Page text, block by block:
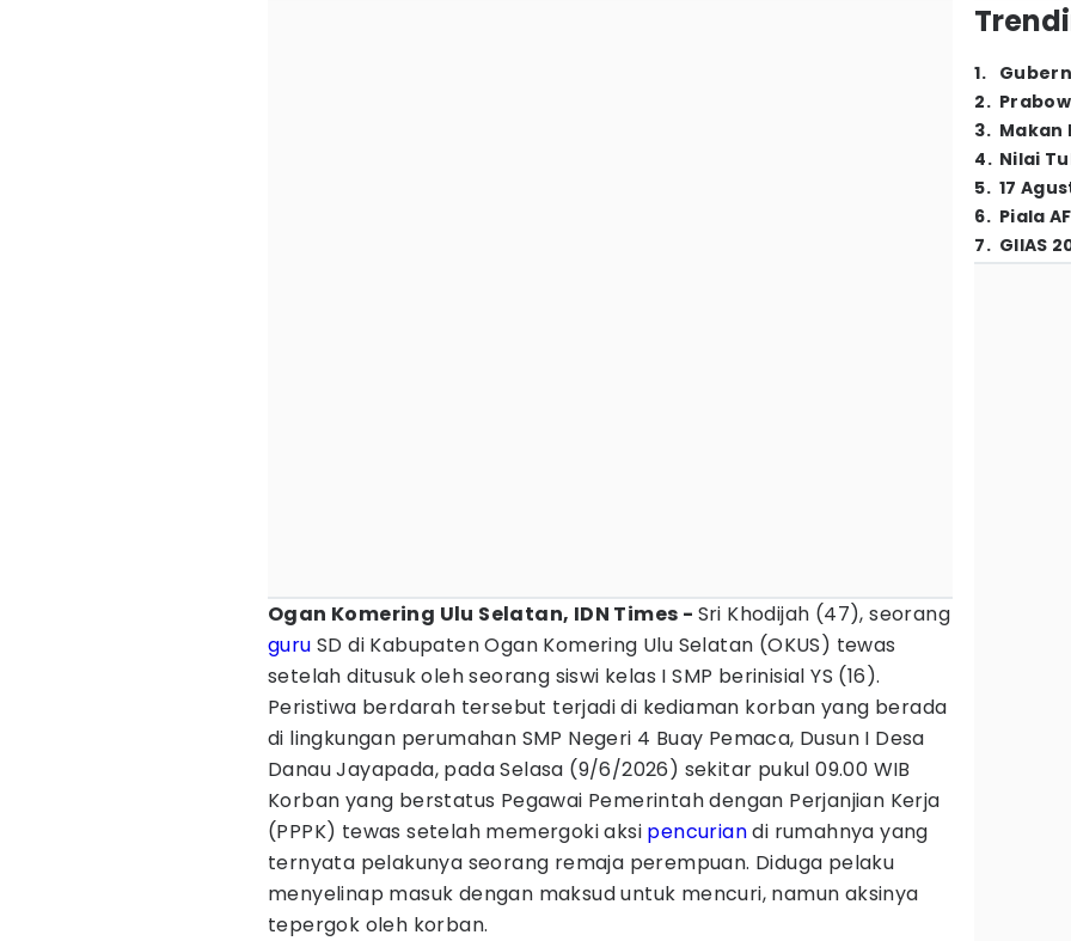
Ogan Komering Ulu Selatan, IDN Times - Sri Khodijah (47), seorang
guru SD di Kabupaten Ogan Komering Ulu Selatan (OKUS) tewas
setelah ditusuk oleh seorang siswi kelas I SMP berinisial YS (16).
Peristiwa berdarah tersebut terjadi di kediaman korban yang berada
di lingkungan perumahan SMP Negeri 4 Buay Pemaca, Dusun I Desa
Danau Jayapada, pada Selasa (9/6/2026) sekitar pukul 09.00 WIB
Korban yang berstatus Pegawai Pemerintah dengan Perjanjian Kerja
(PPPK) tewas setelah memergoki aksi pencuriandi rumahnya yang
ternyata pelakunya seorang remaja perempuan. Diduga pelaku
menyelinap masuk dengan maksud untuk mencuri, namun aksinya
tepergok oleh korban.
1.
2.
3. Makan
4. Nilai
5. 17
6. Piala
7. GIIAS